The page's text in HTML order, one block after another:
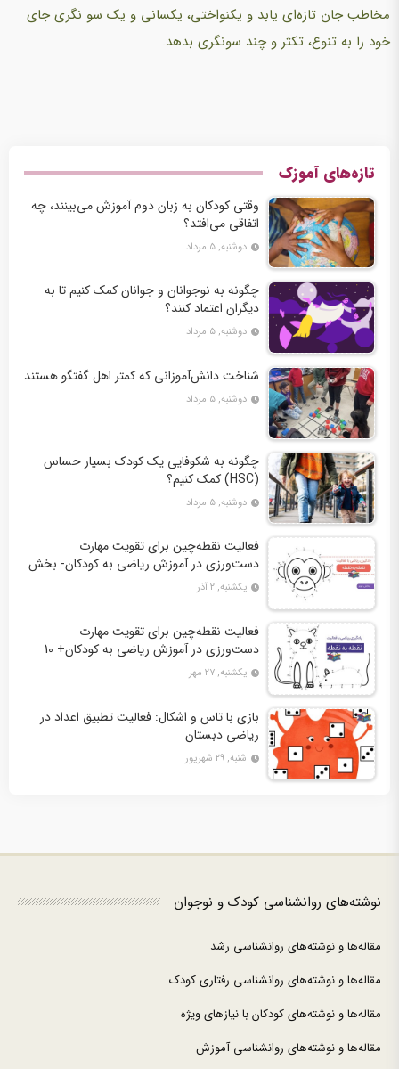
مخاطب‌ جان‌ تازه‌ای یابد و یکنواختی، یکسانی و یک‌ سو نگری جای
خود را به‌ تنوع‌، تکثر و چند سونگری بدهد.
تازه‌های آموزک
وقتی کودکان به زبان دوم آموزش می‌بینند، چه
اتفاقی می‌افتد؟
دوشنبه, ۵ مرداد
چگونه به نوجوانان و جوانان کمک کنیم تا به
دیگران اعتماد کنند؟
دوشنبه, ۵ مرداد
شناخت دانش‌آموزانی که کمتر اهل گفتگو هستند
دوشنبه, ۵ مرداد
چگونه به شکوفایی یک کودک بسیار حساس
(HSC) کمک کنیم؟
دوشنبه, ۵ مرداد
فعالیت نقطه‌چین برای تقویت مهارت
دست‌ورزی در آموزش ریاضی به کودکان- بخش
دوم + 10 کاربرگ فعالیت
یکشنبه, ۲ آذر
فعالیت نقطه‌چین برای تقویت مهارت
دست‌ورزی در آموزش ریاضی به کودکان+ 10
کاربرگ فعالیت
یکشنبه, ۲۷ مهر
بازی با تاس و اشکال: فعالیت تطبیق اعداد در
ریاضی دبستان
شنبه, ۲۹ شهریور
نوشته‌های روانشناسی کودک و نوجوان
مقاله‌ها و نوشته‌های روانشناسی رشد
مقاله‌ها و نوشته‌های روانشناسی رفتاری کودک
مقاله‌ها و نوشته‌های کودکان با نیازهای ویژه
مقاله‌ها و نوشته‌های روانشناسی آموزش